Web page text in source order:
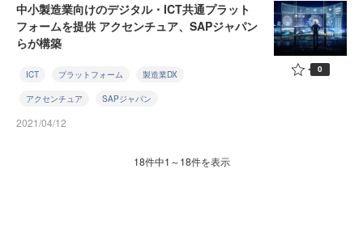
中小製造業向けのデジタル・ICT共通プラット
フォームを提供 アクセンチュア、SAPジャパン
らが構築
ICT プラットフォーム 製造業DX
アクセンチュア SAPジャパン
2021/04/12
0
18件中1～18件を表示